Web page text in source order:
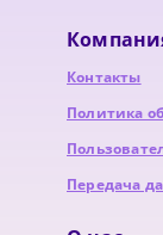
Контакты
Политика
Передача